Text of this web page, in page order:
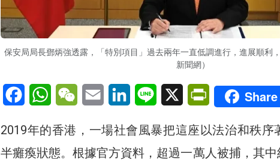
保安局局長鄧炳強透露，「特別項目」過去兩年一直低調進行，進展順利
新聞網）
FacebookWhatsAppWeChatEmail LinkedInLine X PrintFriendly
Share
2019年的香港，一場社會風暴把這座以法治和秩序
半癱瘓狀態。根據官方資料，超過一萬人被捕，其